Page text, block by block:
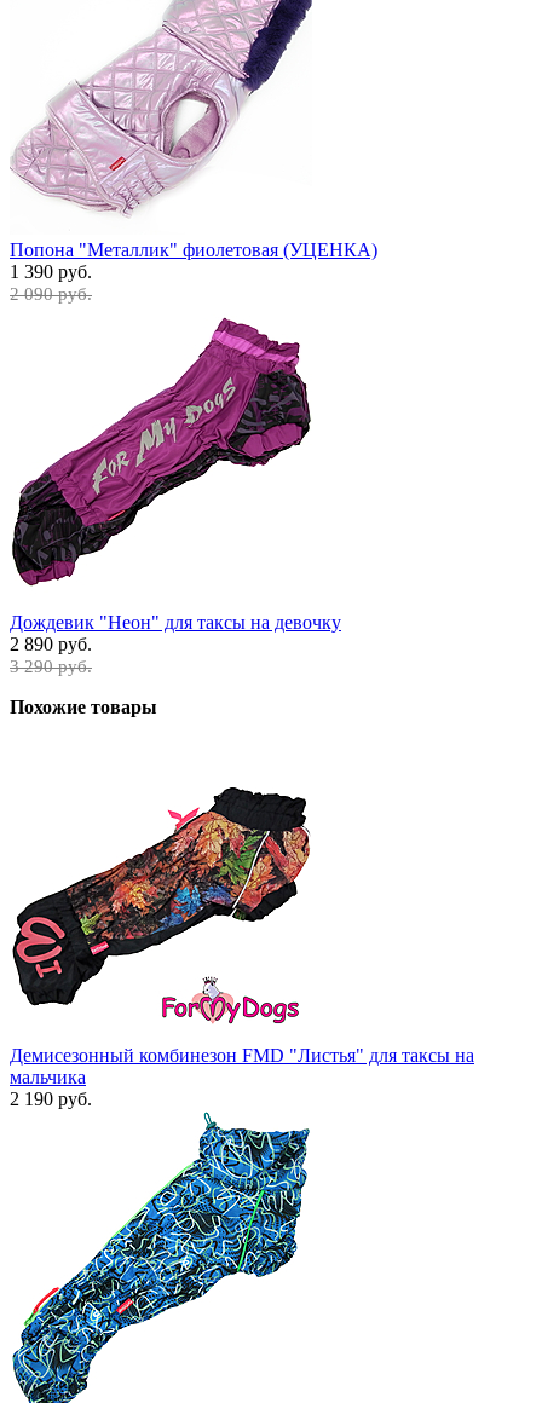
Попона "Металлик" фиолетовая (УЦЕНКА)
1 390 руб.
2 090 руб.
Дождевик "Неон" для таксы на девочку
2 890 руб.
3 290 руб.
Похожие товары
Демисезонный комбинезон FMD "Листья" для таксы на
мальчика
2 190 руб.